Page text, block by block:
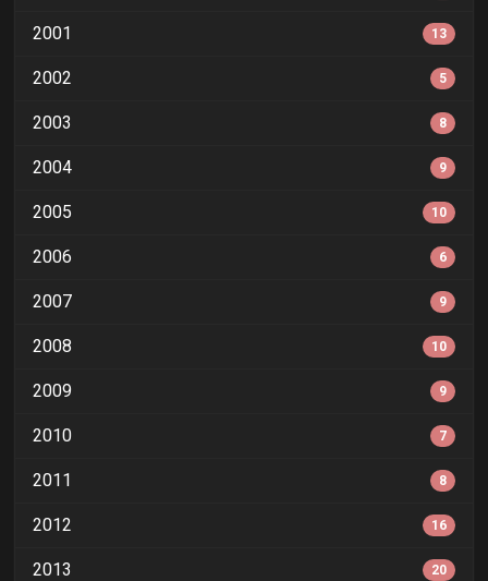
2001 13
2002 5
2003 8
2004 9
2005 10
2006 6
2007 9
2008 10
2009 9
2010 7
2011 8
2012 16
2013 20